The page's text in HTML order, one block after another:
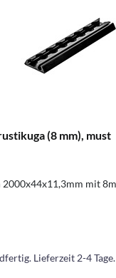
(8 mm), must
mit
Lieferzeit 2-4 Tage.